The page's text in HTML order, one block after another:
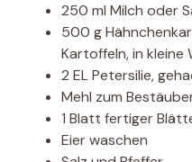
250 ml Milch oder
500 g
Kartoffeln, in
2 EL Petersilie,
Mehl zum
1 Blatt fertiger
Eier waschen